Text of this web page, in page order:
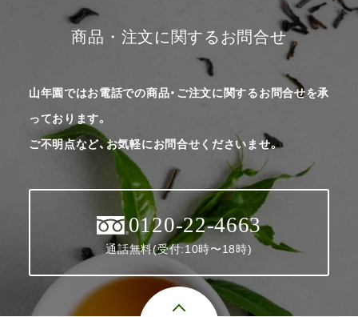
商品・注文に関するお問合せ
山年園ではお電話での商品・ご注文に関するお問合せを承
っております。
ご不明点など、お気軽にお問合せくださいませ。
0120-22-4663
通話無料(受付:10時〜18時)